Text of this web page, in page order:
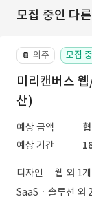
모집 중인 다
📔 외주 모집 중
미리캔버스
산)
예상 금액
예상 기간
디자인
웹 외 1개
SaaSㆍ솔루션 외